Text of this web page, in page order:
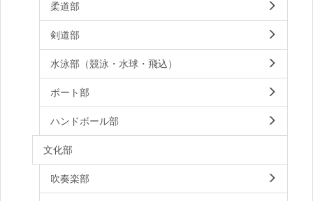
柔道部
剣道部
水泳部（競泳・水球・飛込）
ボート部
ハンドボール部
文化部
吹奏楽部